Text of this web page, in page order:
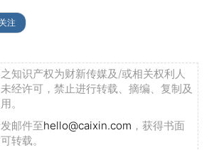
注
知识产权为财新传媒及/或相关权利人
经许可，禁止进行转载、摘编、复制及
。
邮件至hello@caixin.com ，获得书面
转载。